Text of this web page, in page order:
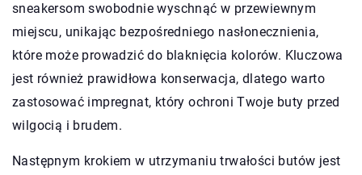
sneakersom swobodnie wyschnąć w przewiewnym
miejscu, unikając bezpośredniego nasłonecznienia,
które może prowadzić do blaknięcia kolorów. Kluczowa
jest również prawidłowa konserwacja, dlatego warto
zastosować impregnat, który ochroni Twoje buty przed
wilgocią i brudem.
Następnym krokiem w utrzymaniu trwałości butów jest